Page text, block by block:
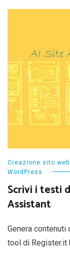
Creazione sito web
WordPress
Scrivi i testi
Assistant
Genera
tool di Register.it